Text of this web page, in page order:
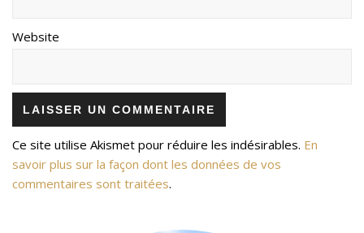
Website
Ce site utilise Akismet pour réduire les indésirables. En
savoir plus sur la façon dont les données de vos
commentaires sont traitées.